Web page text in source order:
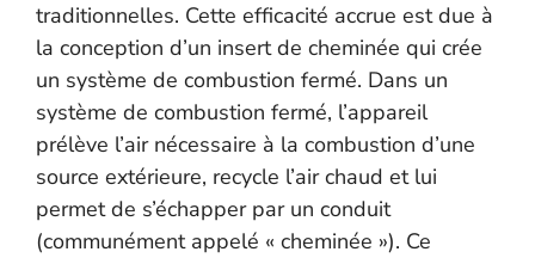
traditionnelles. Cette efficacité accrue est due à
la conception d’un insert de cheminée qui crée
un système de combustion fermé. Dans un
système de combustion fermé, l’appareil
prélève l’air nécessaire à la combustion d’une
source extérieure, recycle l’air chaud et lui
permet de s’échapper par un conduit
(communément appelé « cheminée »). Ce